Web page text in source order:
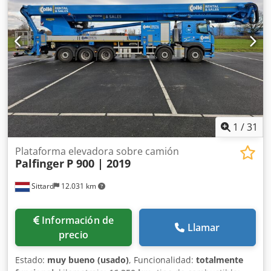
acondicionado, motor: [127 kW/173 CV], peso: 18.770 kg,
buen estado, ¡lista para usar! Si lo desea, le ofreceremos
una propuesta de arrendamiento o financiación. El Sr.
Mihm (tel. ) estará encantado de atenderle. Para obtener
más información, visite nuestra página web. Salvo errores
y venta previa. Sistema de acoplamiento rápido = Más
información = Tracción: sobre ruedas. Póngase en contacto
con Tobias Ebert para obtener más información.
Djdpfezmcubjx Amyekr
1 /31
Sittard 12.031 km
Plataforma elevadora sobre camión
Palfinger P 900 | 2019
Información de
precio
Llamar
Estado: muy bueno (usado), Funcionalidad: totalmente